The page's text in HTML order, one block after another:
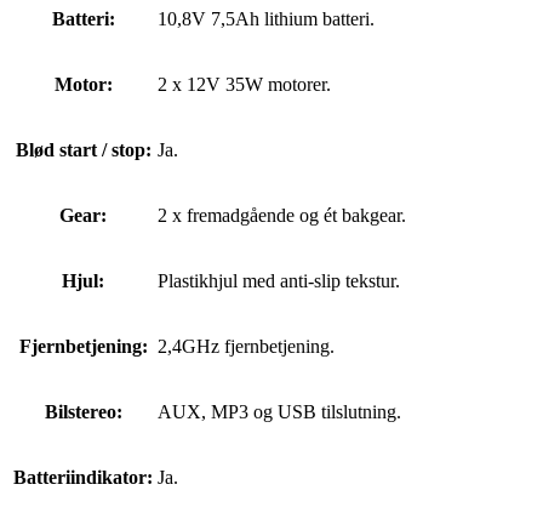
Batteri: 10,8V 7,5Ah lithium batteri.
Motor: 2 x 12V 35W motorer.
Blød start / stop: Ja.
Gear: 2 x fremadgående og ét bakgear.
Hjul: Plastikhjul med anti-slip tekstur.
Fjernbetjening: 2,4GHz fjernbetjening.
Bilstereo: AUX, MP3 og USB tilslutning.
Batteriindikator: Ja.